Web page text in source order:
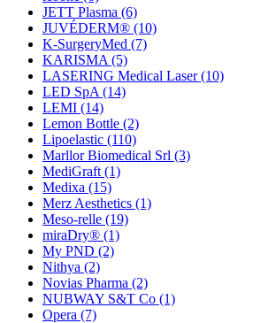
JETT Plasma (6)
JUVÉDERM® (10)
K-SurgeryMed (7)
KARISMA (5)
LASERING Medical Laser(10)
LED SpA (14)
LEMI (14)
Lemon Bottle (2)
Lipoelastic (110)
Marllor Biomedical Srl (3)
MediGraft (1)
Medixa (15)
Merz Aesthetics (1)
Meso-relle (19)
miraDry® (1)
My PND (2)
Nithya (2)
Novias Pharma (2)
NUBWAY S&T Co (1)
Opera (7)